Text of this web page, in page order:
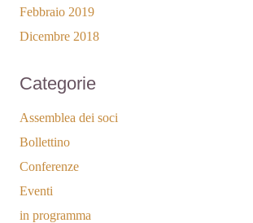
Febbraio 2019
Dicembre 2018
Categorie
Assemblea dei soci
Bollettino
Conferenze
Eventi
in programma